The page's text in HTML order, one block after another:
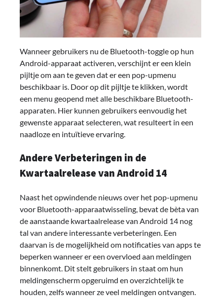
Wanneer gebruikers nu de Bluetooth-toggle op hun
Android-apparaat activeren, verschijnt er een klein
pijltje om aan te geven dat er een pop-upmenu
beschikbaar is. Door op dit pijltje te klikken, wordt
een menu geopend met alle beschikbare Bluetooth-
apparaten. Hier kunnen gebruikers eenvoudig het
gewenste apparaat selecteren, wat resulteert in een
naadloze en intuïtieve ervaring.
Andere Verbeteringen in de
Kwartaalrelease van Android 14
Naast het opwindende nieuws over het pop-upmenu
voor Bluetooth-apparaatwisseling, bevat de bèta van
de aanstaande kwartaalrelease van Android 14 nog
tal van andere interessante verbeteringen. Een
daarvan is de mogelijkheid om notificaties van apps te
beperken wanneer er een overvloed aan meldingen
binnenkomt. Dit stelt gebruikers in staat om hun
meldingenscherm opgeruimd en overzichtelijk te
houden, zelfs wanneer ze veel meldingen ontvangen.